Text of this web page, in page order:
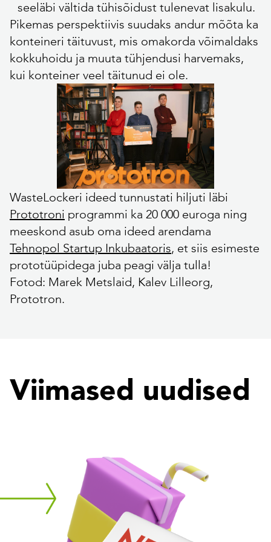
seeläbi vältida tühisõidust tulenevat lisakulu.
Pikemas perspektiivis suudaks andur mõõta ka
konteineri täituvust, mis omakorda võimaldaks
kokkuhoidu ja muuta tühjendusi harvemaks,
kui konteiner veel täitunud ei ole.
WasteLockeri ideed tunnustati hiljuti läbi
Prototroni programmi ka 20 000 euroga ning
meeskond asub oma ideed arendama
Tehnopol Startup Inkubaatoris, et siis esimeste
prototüüpidega juba peagi välja tulla!
Fotod: Marek Metslaid, Kalev Lilleorg,
Prototron.
Viimased uudised